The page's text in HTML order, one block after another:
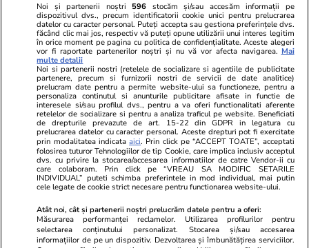
Wowbiz.ro
Andreea Ibacka a izbucnit în
plâns! Ce a emoționat-o până la
lacrimi pe vedetă: „Nu-mi mai e
rușine să fiu vulnerabilă”
Redactia.ro
Zodia care
până la
persoană
ceva
Noi și partenerii noștri 596 stocăm și/sau accesăm informații pe
dispozitivul dvs., precum identificatorii cookie unici pentru prelucrarea
datelor cu caracter personal. Puteți accepta sau gestiona preferințele dvs.
făcând clic mai jos, respectiv vă puteți opune utilizării unui interes legitim
în orice moment pe pagina cu politica de confidențialitate. Aceste alegeri
vor fi raportate partenerilor noștri și nu vă vor afecta navigarea. Mai
multe detalii
Noi si partenerii nostri (retelele de socializare si agentiile de publicitate
partenere, precum si furnizorii nostri de servicii de date analitice)
prelucram date pentru a permite website-ului sa functioneze, pentru a
personaliza continutul si anunturile publicitare afisate in functie de
interesele si/sau profilul dvs., pentru a va oferi functionalitati aferente
retelelor de socializare si pentru a analiza traficul pe website. Beneficiati
de drepturile prevazute de art. 15-22 din GDPR in legatura cu
prelucrarea datelor cu caracter personal. Aceste drepturi pot fi exercitate
prin modalitatea indicataaici. Prin click pe “ACCEPT TOATE”, acceptati
folosirea tuturor Tehnologiilor de tip Cookie, care implica inclusiv acceptul
dvs. cu privire la stocarea/accesarea informatiilor de catre Vendor-ii cu
care colaboram. Prin click pe “VREAU SA MODIFIC SETARILE
INDIVIDUAL” puteti schimba preferintele in mod individual, mai putin
cele legate de cookie strict necesare pentru functionarea website-ului.
Atât noi, cât și partenerii noștri prelucrăm datele pentru a oferi:
Măsurarea performanței reclamelor. Utilizarea profilurilor pentru
selectarea conținutului personalizat. Stocarea și/sau accesarea
informațiilor de pe un dispozitiv. Dezvoltarea și îmbunătățirea serviciilor.